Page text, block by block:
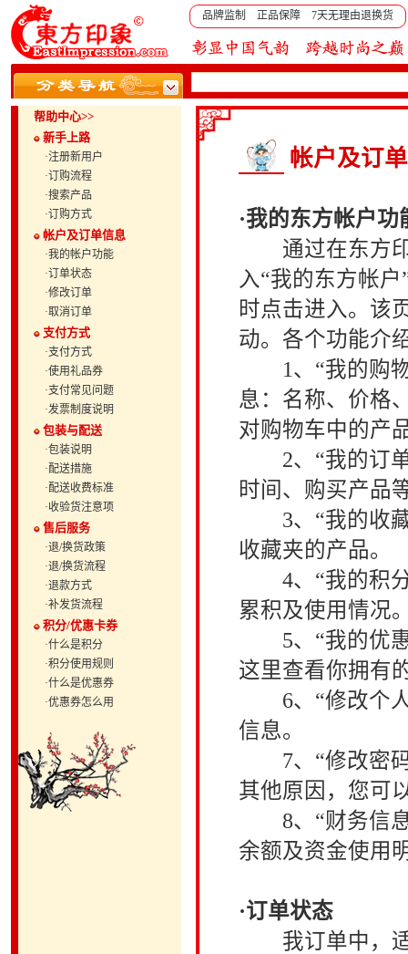
品牌监制 正品保障 7天无理由退换货
帮助中心>>
新手上路
·注册新用户
·订购流程
·搜索产品
·订购方式
帐户及订单信息
·我的帐户功能
·订单状态
·修改订单
·取消订单
支付方式
·支付方式
·使用礼品券
·支付常见问题
·发票制度说明
包装与配送
·包装说明
·配送措施
·配送收费标准
·收验货注意项
售后服务
·退/换货政策
·退/换货流程
·退款方式
·补发货流程
积分/优惠卡券
·什么是积分
·积分使用规则
·什么是优惠券
·优惠券怎么用
帐户及订
·我的东方帐户功
通过在东方印
入“我的东方帐
时点击进入。该
动。各个功能介
1、“我的购物
息：名称、价格
对购物车中的产
2、“我的订单
时间、购买产品
3、“我的收藏
收藏夹的产品。
4、“我的积分
累积及使用情况
5、“我的优惠
这里查看你拥有
6、“修改个人
信息。
7、“修改密码
其他原因，您可
8、“财务信息
余额及资金使用
·订单状态
我订单中，适